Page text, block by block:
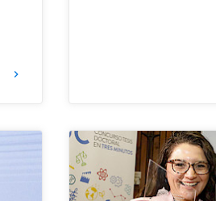
keyboard_arrow_right